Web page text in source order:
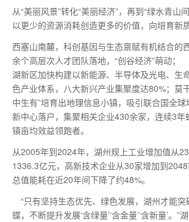
从“美丽风景”转化“美丽经济”，再到“绿水青山
以更少的资源消耗创造更多的价值，向培育新
西塞山南麓，科创基因与生态禀赋有机结合的
余个高层次人才团队落地，“创谷经济”萌动
湖新区加快构建以新能源、半导体及光电、生
色产业体系，八大新兴产业集聚度达80%；莫
中生有”培育出地理信息小镇，吸引联合国全
新中心落户，集聚相关企业430余家，连续3年
镇亩均效益领跑者。
从2005年到2024年，湖州规上工业增加值从
1336.3亿元，高新技术企业从30家增加到
总值能耗在近20年间下降了约48%。
“只有坚持生态优先、绿色发展，湖州才能
蝶，不断提升发展‘含绿量’‘含金量’‘含新量’。”